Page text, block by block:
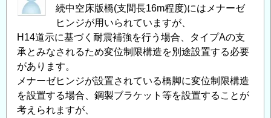
興・
続
シ
ン
ポ
ジ
ウ
続中空床版橋(支間長16m程度)にはメナーゼ
ヒンジが用いられていますが、
H14道示に基づく耐震補強を行う場合、タイプAの支
承とみなされるため変位制限構造を別途設置する必要
があります。
メナーゼヒンジが設置されている橋脚に変位制限構造
を設置する場合、鋼製ブラケット等を設置することが
考えられますが、